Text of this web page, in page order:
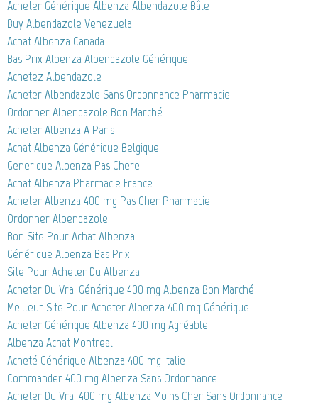
Acheter Générique Albenza Albendazole Bâle
Buy Albendazole Venezuela
Achat Albenza Canada
Bas Prix Albenza Albendazole Générique
Achetez Albendazole
Acheter Albendazole Sans Ordonnance Pharmacie
Ordonner Albendazole Bon Marché
Acheter Albenza A Paris
Achat Albenza Générique Belgique
Generique Albenza Pas Chere
Achat Albenza Pharmacie France
Acheter Albenza 400 mg Pas Cher Pharmacie
Ordonner Albendazole
Bon Site Pour Achat Albenza
Générique Albenza Bas Prix
Site Pour Acheter Du Albenza
Acheter Du Vrai Générique 400 mg Albenza Bon Marché
Meilleur Site Pour Acheter Albenza 400 mg Générique
Acheter Générique Albenza 400 mg Agréable
Albenza Achat Montreal
Acheté Générique Albenza 400 mg Italie
Commander 400 mg Albenza Sans Ordonnance
Acheter Du Vrai 400 mg Albenza Moins Cher Sans Ordonnance